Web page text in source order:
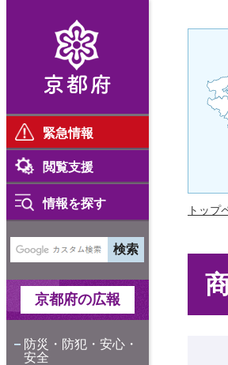
緊急情報
閲覧支援
情報を探す
京都府の広報
防災・防犯・安心・
安全
トップ